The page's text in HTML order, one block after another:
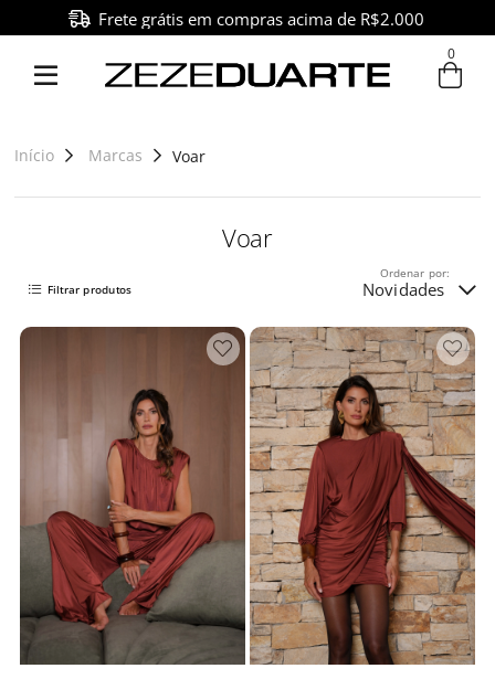
Entre com email ou cpf/cnpj
Frete grátis em compras acima de R$2.000
0
Início Marcas Voar
Voar
Filtrar produtos Novidades
Ordenar por: